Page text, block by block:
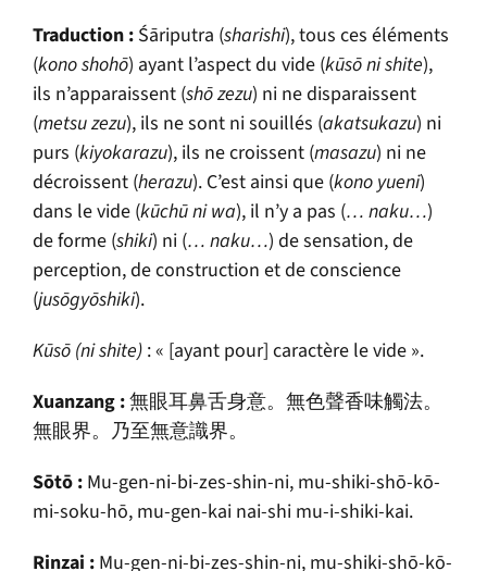
Traduction : Śāriputra (sharishi), tous ces éléments
(kono shohō) ayant l’aspect du vide (kūsō ni shite),
ils n’apparaissent (shō zezu) ni ne disparaissent
(metsu zezu), ils ne sont ni souillés (akatsukazu) ni
purs (kiyokarazu), ils ne croissent (masazu) ni ne
décroissent (herazu). C’est ainsi que (kono yueni)
dans le vide (kūchūni wa), il n’y a pas (… naku…)
de forme (shiki) ni (… naku…) de sensation, de
perception, de construction et de conscience
(jusōgyōshiki).
Kūsō (ni shite) : « [ayant pour] caractère le vide ».
Xuanzang :無眼耳鼻舌身意。無色聲香味觸法。
無眼界。乃至無意識界。
Sōtō: Mu-gen-ni-bi-zes-shin-ni, mu-shiki-shō-kō-
mi-soku-hō, mu-gen-kai nai-shi mu-i-shiki-kai.
Rinzai :Mu-gen-ni-bi-zes-shin-ni, mu-shiki-shō-kō-